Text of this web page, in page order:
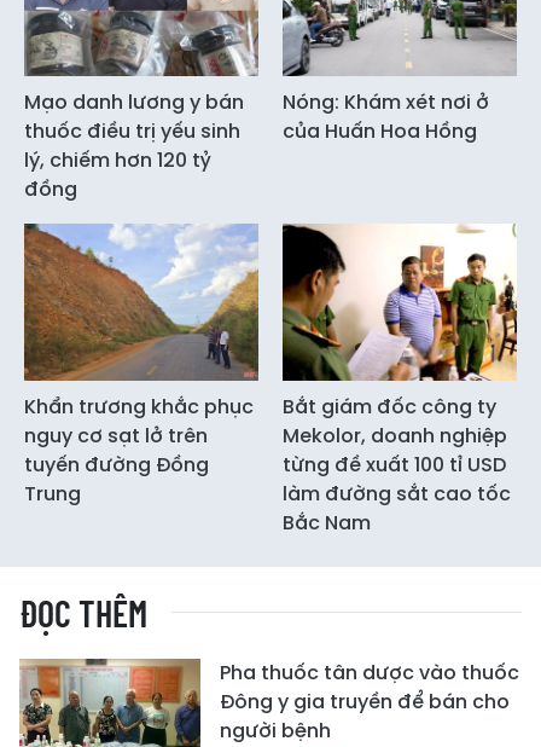
Mạo danh lương y bán
thuốc điều trị yếu sinh
lý, chiếm hơn 120 tỷ
đồng
Nóng: Khám xét nơi ở
của Huấn Hoa Hồng
Khẩn trương khắc phục
nguy cơ sạt lở trên
tuyến đường Đồng
Trung
Bắt giám đốc công ty
Mekolor, doanh nghiệp
từng đề xuất 100 tỉ USD
làm đường sắt cao tốc
Bắc Nam
ĐỌC THÊM
Pha thuốc tân dược vào thuốc
Đông y gia truyền để bán cho
người bệnh